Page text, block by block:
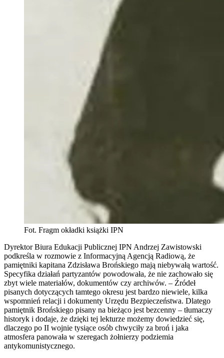
Fot. Fragm okładki książki IPN
Dyrektor Biura Edukacji Publicznej IPN Andrzej Zawistowski
podkreśla w rozmowie z Informacyjną Agencją Radiową, że
pamiętniki kapitana Zdzisława Brońskiego mają niebywałą wartość.
Specyfika działań partyzantów powodowała, że nie zachowało się
zbyt wiele materiałów, dokumentów czy archiwów. – Źródeł
pisanych dotyczących tamtego okresu jest bardzo niewiele, kilka
wspomnień relacji i dokumenty Urzędu Bezpieczeństwa. Dlatego
pamiętnik Brońskiego pisany na bieżąco jest bezcenny – tłumaczy
historyk i dodaje, że dzięki tej lekturze możemy dowiedzieć się,
dlaczego po II wojnie tysiące osób chwyciły za broń i jaka
atmosfera panowała w szeregach żołnierzy podziemia
antykomunistycznego.